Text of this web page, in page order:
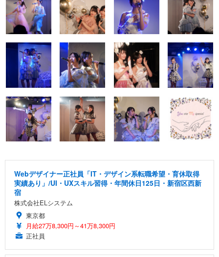
Webデザイナー正社員「IT・デザイン系転職希望・育休取得
実績あり」/UI・UXスキル習得・年間休日125日・新宿区西新
宿
株式会社ELシステム
東京都
月給27万8,300円～41万8,300円
正社員